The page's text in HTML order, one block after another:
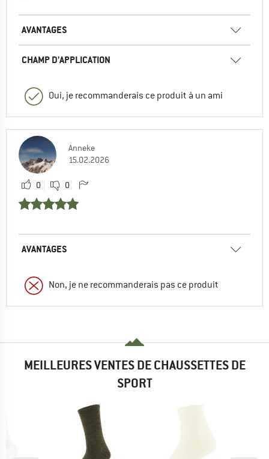
AVANTAGES
CHAMP D'APPLICATION
Oui, je recommanderais ce produit à un ami
Anneke
15.02.2026
0 0
AVANTAGES
Non, je ne recommanderais pas ce produit
MEILLEURES VENTES DE CHAUSSETTES DE
SPORT